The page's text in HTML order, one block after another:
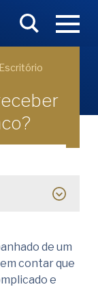
de um
contar que
e